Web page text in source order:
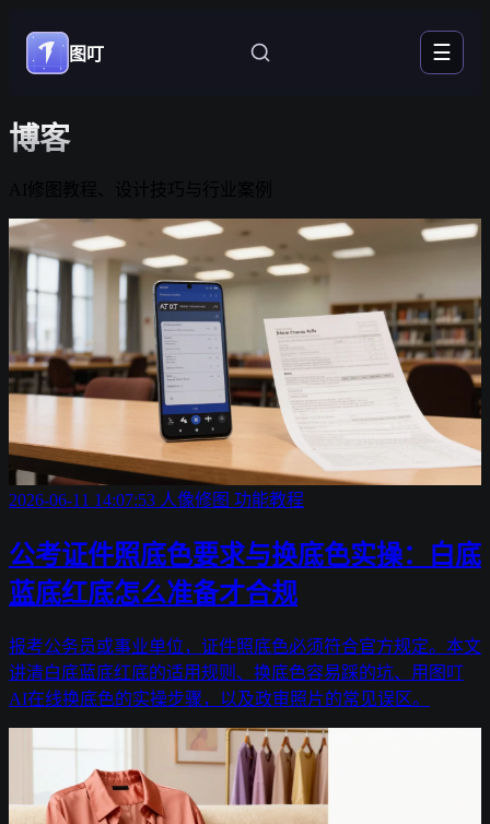
图叮 ☰
博客
2026-06-11 14:07:53 人像修图 功能教程
公考证件照底色要求与换底色实操：白底
蓝底红底怎么准备才合规
报考公务员或事业单位，证件照底色必须符合官方规定。本文
讲清白底蓝底红底的适用规则、换底色容易踩的坑、用图叮
AI在线换底色的实操步骤，以及政审照片的常见误区。